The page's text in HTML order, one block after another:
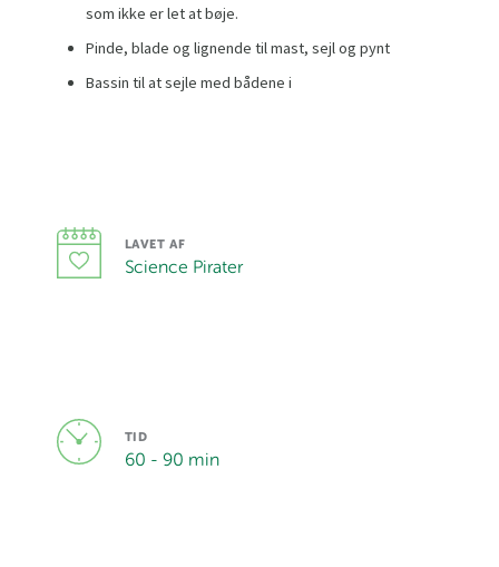
som ikke er let at bøje.
Pinde, blade og lignende til mast, sejl og pynt
Bassin til at sejle med bådene i
LAVET AF
Science Pirater
TID
60 - 90 min